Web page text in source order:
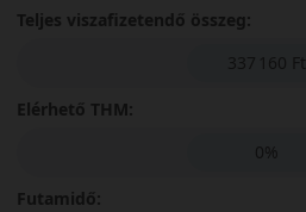
Teljes viszafizetendő összeg:
337 160 Ft
Elérhető THM:
0%
Futamidő: